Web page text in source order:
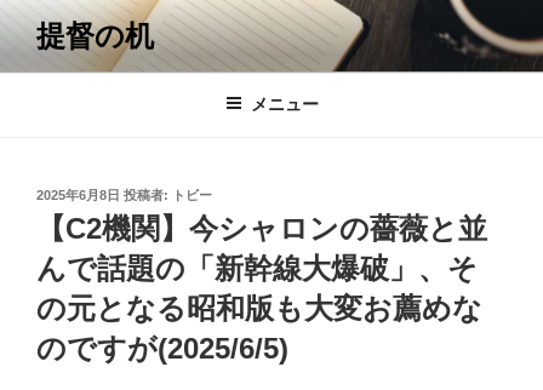
コ
テ
提督の机
メニュー
投
2025年6月8日 投稿者: トビー
【C2機関】今シャロンの薔薇と並
んで話題の「新幹線大爆破」、そ
の元となる昭和版も大変お薦めな
のですが(2025/6/5)